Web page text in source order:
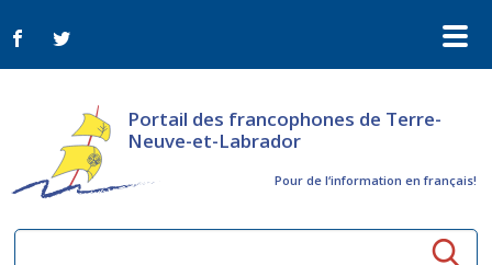
Portail des francophones de Terre-
Neuve-et-Labrador
Pour de l‘information en français!